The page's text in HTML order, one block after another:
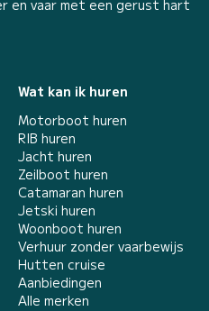
en vaar met een gerust hart
Wat kan ik huren
Motorboot huren
RIB huren
Jacht huren
Zeilboot huren
Catamaran huren
Jetski huren
Woonboot huren
Verhuur zonder vaarbewijs
Hutten cruise
Aanbiedingen
Alle merken